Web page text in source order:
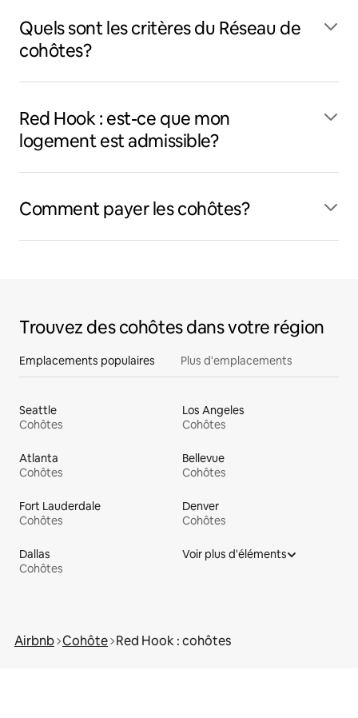
Quels sont les critères du Réseau de
cohôtes?
Red Hook : est-ce que mon
logement est admissible?
Comment payer les cohôtes?
Trouvez des cohôtes dans votre région
Emplacements populaires Plus d'emplacements
Seattle
Cohôtes
Los Angeles
Cohôtes
Atlanta
Cohôtes
Bellevue
Cohôtes
Fort Lauderdale
Cohôtes
Denver
Cohôtes
Dallas
Cohôtes
Voir plus d'éléments
Airbnb Cohôte Red Hook : cohôtes